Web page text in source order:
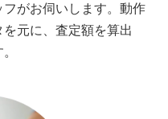
がお伺いします。動作
元に、査定額を算出